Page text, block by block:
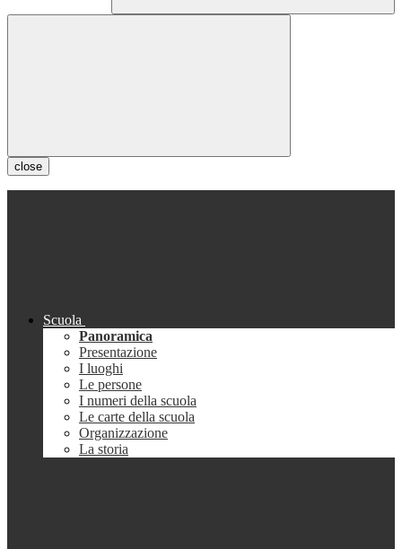
close
Scuola
Panoramica
Presentazione
I luoghi
Le persone
I numeri della scuola
Le carte della scuola
Organizzazione
La storia